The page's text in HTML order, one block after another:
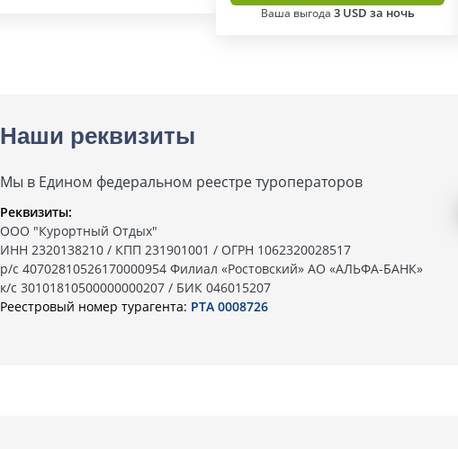
Ваша выгода 3 USD за ночь
Наши реквизиты
Мы в Едином федеральном реестре туроператоров
Реквизиты:
ООО "Курортный Отдых"
ИНН 2320138210 / КПП 231901001 / ОГРН 1062320028517
р/с 40702810526170000954 Филиал «Ростовский» АО «АЛЬФА-БАНК»
к/с 30101810500000000207 / БИК 046015207
Реестровый номер турагента: РТА 0008726